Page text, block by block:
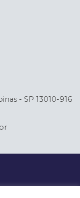
- SP 13010-916